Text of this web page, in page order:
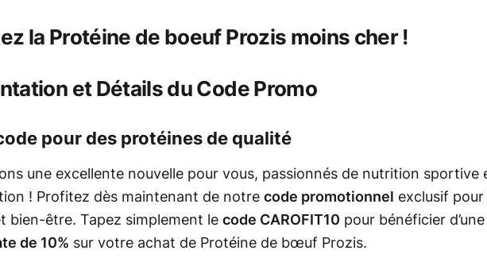
la Protéine de boeuf Prozis moins cher !
et Détails du Code Promo
pour des protéines de qualité
une excellente nouvelle pour vous, passionnés de nutrition sportive
! Profitez dès maintenant de notre code promotionnel exclusif
bien-être. Tapez simplement le code CAROFIT10 pour bénéficier d’une
de 10% sur votre achat de Protéine de bœuf Prozis.